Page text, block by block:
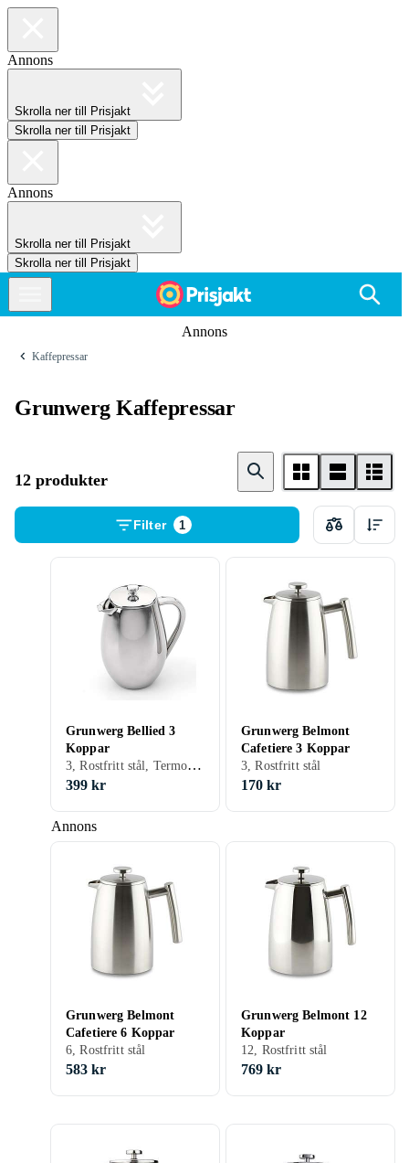
Annons
Skrolla ner till Prisjakt
Skrolla ner till Prisjakt
Annons
Skrolla ner till Prisjakt
Skrolla ner till Prisjakt
Annons
Kaffepressar
Grunwerg Kaffepressar
12 produkter
Filter 1
Annons
Grunwerg Bellied 3
Koppar
3, Rostfritt stål, Termoskanna
399 kr
Grunwerg Belmont
Cafetiere 3 Koppar
3, Rostfritt stål
170 kr
Grunwerg Belmont
Cafetiere 6 Koppar
6, Rostfritt stål
583 kr
Grunwerg Belmont 12
Koppar
12, Rostfritt stål
769 kr